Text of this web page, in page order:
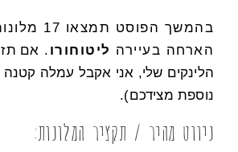
בהמשך הפוסט
הארחה בעיירה ליטוחורו . אם
הלינקים שלי, אני אקבל עמלה
נוספת מצידכם).
ניווט מהיר / תקציר המלונות: